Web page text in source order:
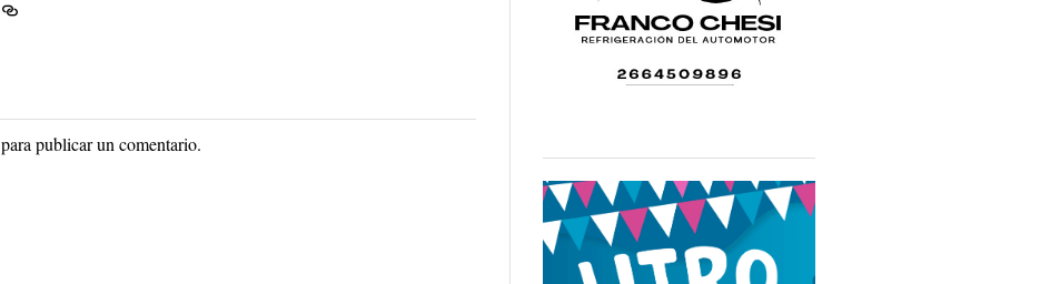
para publicar un comentario.